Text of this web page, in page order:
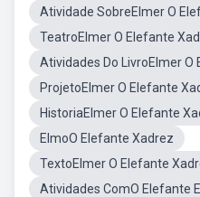
Atividade SobreElmer O
TeatroElmer O Elefante
Atividades Do LivroElmer O
ProjetoElmer O Elefante
HistoriaElmer O Elefante
ElmoO Elefante Xadrez
TextoElmer O Elefante
Atividades ComO Elefante